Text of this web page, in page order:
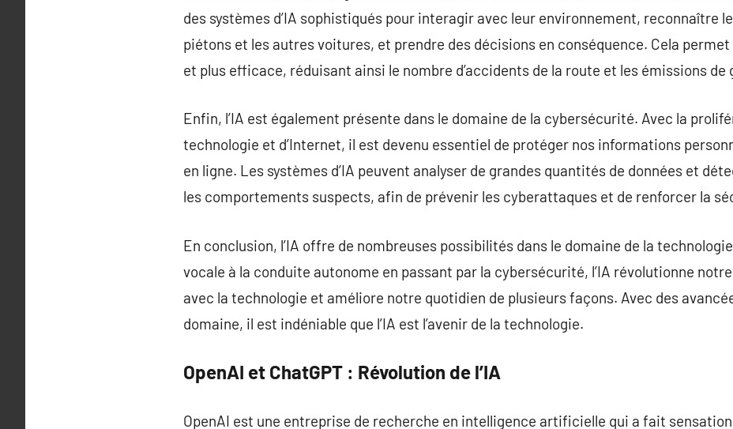
des systèmes d’IA sophistiqués pour interagir avec leur environnement, reconnaître
piétons et les autres voitures, et prendre des décisions en conséquence. Cela
et plus efficace, réduisant ainsi le nombre d’accidents de la route et les émissions de
Enfin, l’IA est également présente dans le domaine de la cybersécurité. Avec la
technologie et d’Internet, il est devenu essentiel de protéger nos informations
en ligne. Les systèmes d’IA peuvent analyser de grandes quantités de données et
les comportements suspects, afin de prévenir les cyberattaques et de renforcer la
En conclusion, l’IA offre de nombreuses possibilités dans le domaine de la
vocale à la conduite autonome en passant par la cybersécurité, l’IA révolutionne
avec la technologie et améliore notre quotidien de plusieurs façons. Avec des
domaine, il est indéniable que l’IA est l’avenir de la technologie.
OpenAI et ChatGPT : Révolution de l’IA
OpenAI est une entreprise de recherche en intelligence artificielle qui a fait